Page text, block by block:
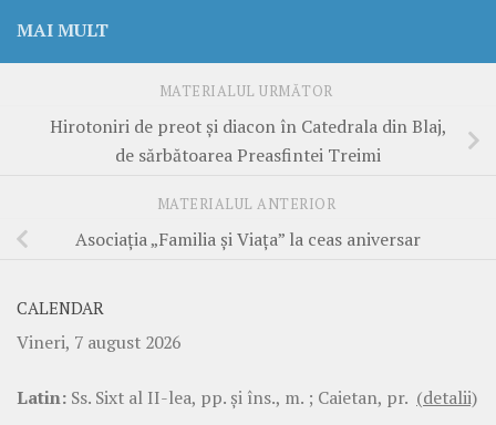
MAI MULT
MATERIALUL URMĂTOR
Hirotoniri de preot și diacon în Catedrala din Blaj,
de sărbătoarea Preasfintei Treimi
MATERIALUL ANTERIOR
Asociația „Familia și Viața” la ceas aniversar
CALENDAR
Vineri, 7 august 2026
Latin: Ss. Sixt al II-lea, pp. şi îns., m. ; Caietan, pr. (detalii)